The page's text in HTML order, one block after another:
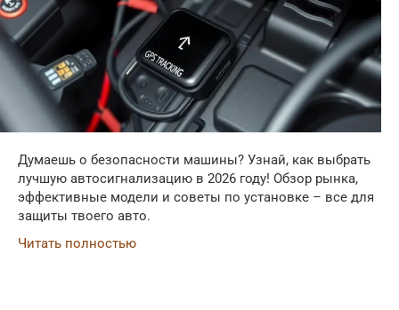
Думаешь о безопасности машины? Узнай, как выбрать
лучшую автосигнализацию в 2026 году! Обзор рынка,
эффективные модели и советы по установке – все для
защиты твоего авто.
Читать полностью